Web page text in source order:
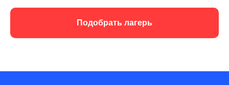
Подобрать лагерь